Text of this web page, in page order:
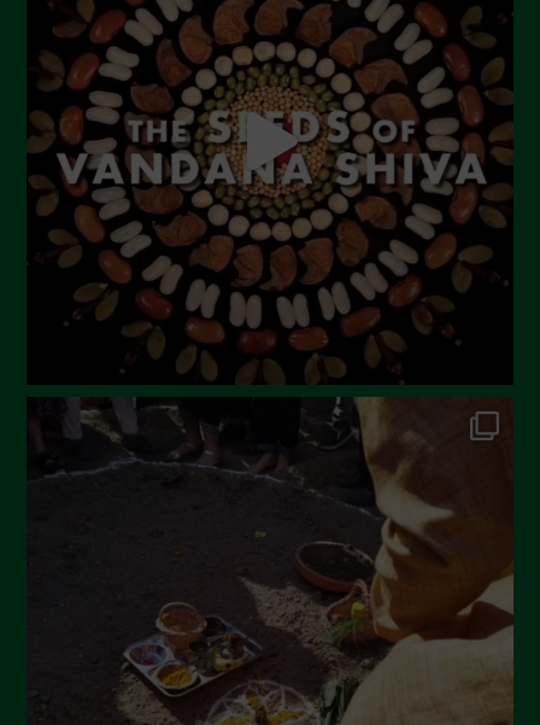
Agosto 2023
Luglio 2023
Giugno 2023
Maggio 2023
Aprile 2023
Marzo 2023
Febbraio 2023
Dicembre 2022
Novembre 2022
Ottobre 2022
Settembre 2022
Aprile 2022
Marzo 2022